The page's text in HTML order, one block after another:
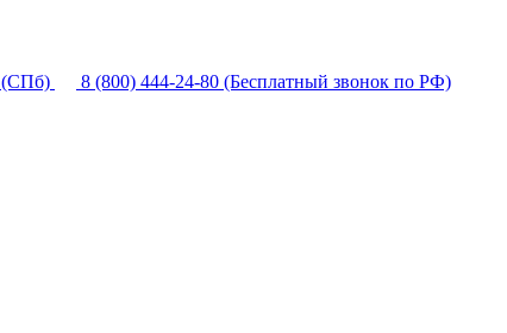
(СПб) 8 (800) 444-24-80 (Бесплатный звонок по РФ)